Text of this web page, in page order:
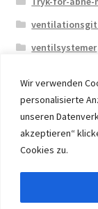
Wir verwenden
personalisierte
unseren
akzeptieren“
Cookies zu.
ventilsystemer
© 2026 Eruon